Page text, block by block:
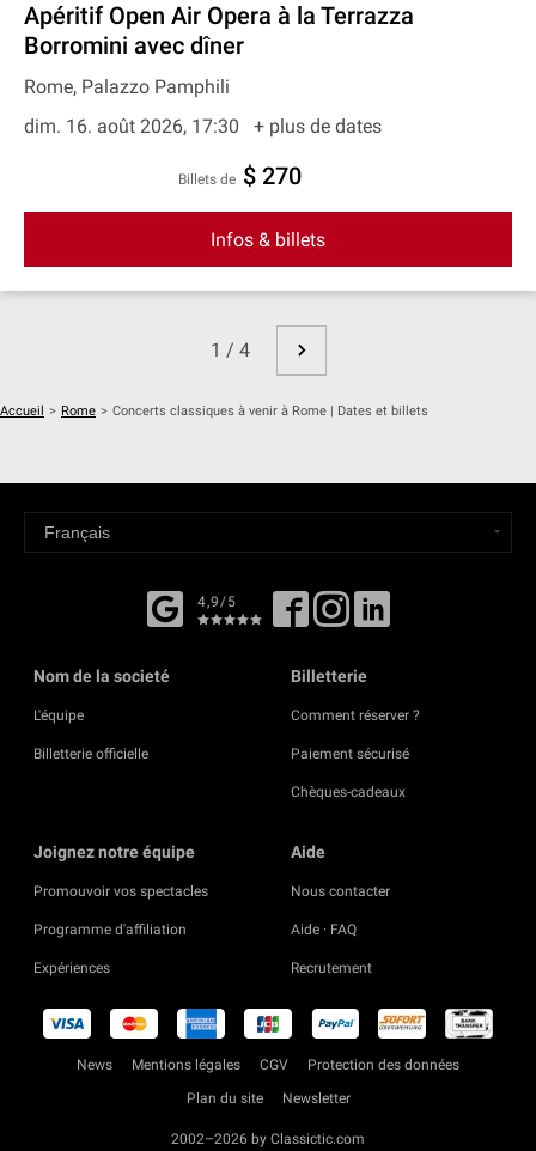
Apéritif Open Air Opera à la Terrazza
Borromini avec dîner
Rome, Palazzo Pamphili
dim. 16. août 2026, 17:30
+ plus de dates
Billets de $ 270
Infos & billets
1 / 4
Accueil > Rome > Concerts classiques à venir à Rome | Dates et billets
4,9/5
Nom de la societé
L'équipe
Billetterie officielle
Billetterie
Comment réserver ?
Paiement sécurisé
Chèques-cadeaux
Joignez notre équipe
Promouvoir vos spectacles
Programme d'affiliation
Expériences
Aide
Nous contacter
Aide · FAQ
Recrutement
News Mentions légales CGV
Protection des données
Plan du site
Newsletter
2002–2026 by Classictic.com